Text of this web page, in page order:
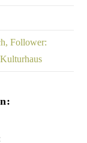
Follower: